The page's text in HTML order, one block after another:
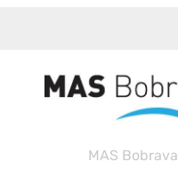
MAS Bobrava